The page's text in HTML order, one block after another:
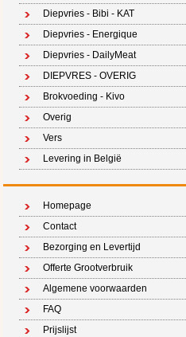
Diepvries - Bibi - KAT
Diepvries - Energique
Diepvries - DailyMeat
DIEPVRES - OVERIG
Brokvoeding - Kivo
Overig
Vers
Levering in België
Homepage
Contact
Bezorging en Levertijd
Offerte Grootverbruik
Algemene voorwaarden
FAQ
Prijslijst